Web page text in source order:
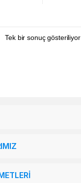
Tek bir sonuç gösteriliyor